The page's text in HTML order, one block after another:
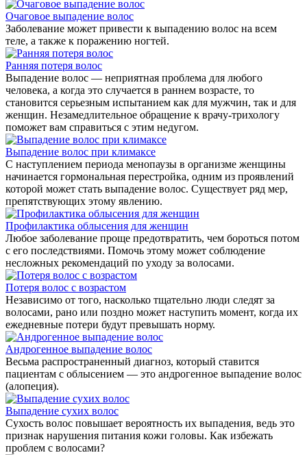
Очаговое выпадение волос
Заболевание может привести к выпадению волос на всем
теле, а также к поражению ногтей.
Ранняя потеря волос
Выпадение волос — неприятная проблема для любого
человека, а когда это случается в раннем возрасте, то
становится серьезным испытанием как для мужчин, так и для
женщин. Незамедлительное обращение к врачу-трихологу
поможет вам справиться с этим недугом.
Выпадение волос при климаксе
С наступлением периода менопаузы в организме женщины
начинается гормональная перестройка, одним из проявлений
которой может стать выпадение волос. Существует ряд мер,
препятствующих этому явлению.
Профилактика облысения для женщин
Любое заболевание проще предотвратить, чем бороться потом
с его последствиями. Помочь этому может соблюдение
несложных рекомендаций по уходу за волосами.
Потеря волос с возрастом
Независимо от того, насколько тщательно люди следят за
волосами, рано или поздно может наступить момент, когда их
ежедневные потери будут превышать норму.
Андрогенное выпадение волос
Весьма распространенный диагноз, который ставится
пациентам с облысением — это андрогенное выпадение волос
(алопеция).
Выпадение сухих волос
Сухость волос повышает вероятность их выпадения, ведь это
признак нарушения питания кожи головы. Как избежать
проблем с волосами?